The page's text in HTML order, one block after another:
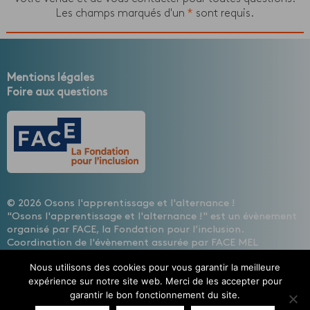
Les champs marqués d'un * sont requis.
Mentions légales
Foire aux questions
© 2026 Osons l'apprentissage et l'alternance !
"Osons l'apprentissage et l'alternance !" est un évènement
organisé par FACE, la Fondation pour l’inclusion.
Coordination de l'évènement assurée par FACE MEL
Design : Cécile Lisbonis - Gestion de projet web : Agence
Mademoiselle Associée - Développement site internet :
Etienne Delcambre
Nous utilisons des cookies pour vous garantir la meilleure
expérience sur notre site web. Merci de les accepter pour
garantir le bon fonctionnement du site.